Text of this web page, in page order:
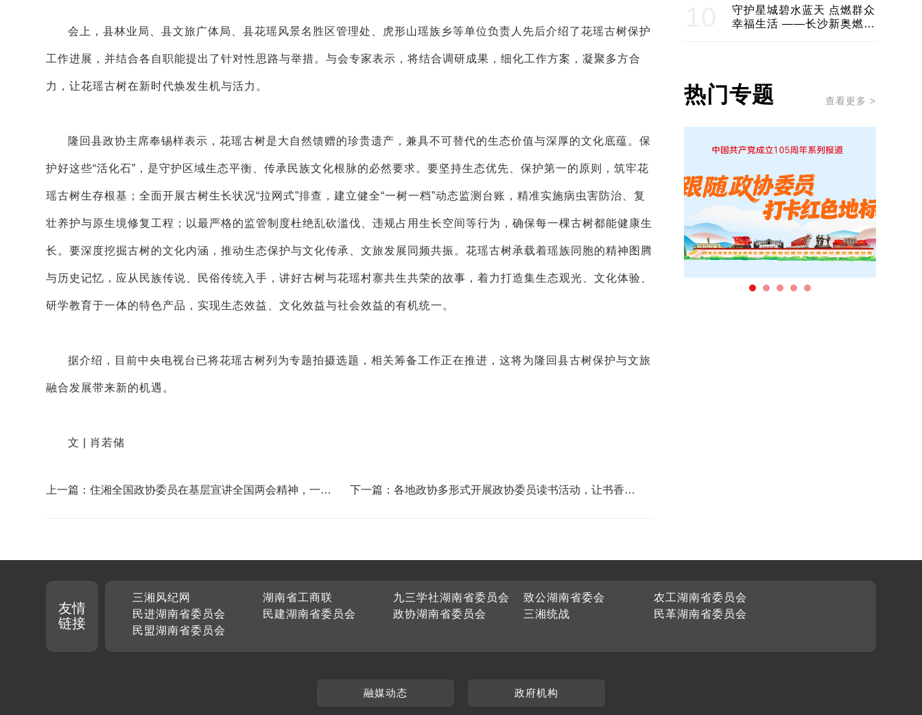
会上，县林业局、县文旅广体局、县花瑶风景名胜区管理处、虎形山瑶族乡等单位负责人先后介绍了花瑶古树保护
工作进展，并结合各自职能提出了针对性思路与举措。与会专家表示，将结合调研成果，细化工作方案，凝聚多方合
力，让花瑶古树在新时代焕发生机与活力。
隆回县政协主席奉锡样表示，花瑶古树是大自然馈赠的珍贵遗产，兼具不可替代的生态价值与深厚的文化底蕴。保
护好这些“活化石”，是守护区域生态平衡、传承民族文化根脉的必然要求。要坚持生态优先、保护第一的原则，筑牢花
瑶古树生存根基；全面开展古树生长状况“拉网式”排查，建立健全“一树一档”动态监测台账，精准实施病虫害防治、复
壮养护与原生境修复工程；以最严格的监管制度杜绝乱砍滥伐、违规占用生长空间等行为，确保每一棵古树都能健康生
长。要深度挖掘古树的文化内涵，推动生态保护与文化传承、文旅发展同频共振。花瑶古树承载着瑶族同胞的精神图腾
与历史记忆，应从民族传说、民俗传统入手，讲好古树与花瑶村寨共生共荣的故事，着力打造集生态观光、文化体验、
研学教育于一体的特色产品，实现生态效益、文化效益与社会效益的有机统一。
据介绍，目前中央电视台已将花瑶古树列为专题拍摄选题，相关筹备工作正在推进，这将为隆回县古树保护与文旅
融合发展带来新的机遇。
文 | 肖若储
上一篇：住湘全国政协委员在基层宣讲全国两会精神，一线
下一篇：各地政协多形式开展政协委员读书活动，让书香成
守护星城碧水蓝天 点燃群众
幸福生活 ——长沙新奥燃气
热门专题 查看更多 >
友情
链接
三湘风纪网 湖南省工商联 九三学社湖南省委员会 致公湖南省委会
农工湖南省委员会
民进湖南省委员会
民建湖南省委员会 政协湖南省委员会 三湘统战
民革湖南省委员会
民盟湖南省委员会
融媒动态 政府机构